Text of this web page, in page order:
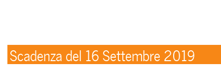
Scadenza del 16 Settembre 2019